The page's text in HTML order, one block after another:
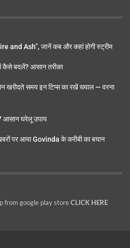
and Ash”, जानें कब और कहां होगी स्ट्रीम
कैसे बदलें? आसान तरीका
समय इन टिप्स का रखें ख्याल — वरना
घरेलू उपाय
पर आया Govinda के करीबी का बयान
from google play storeCLICK HERE